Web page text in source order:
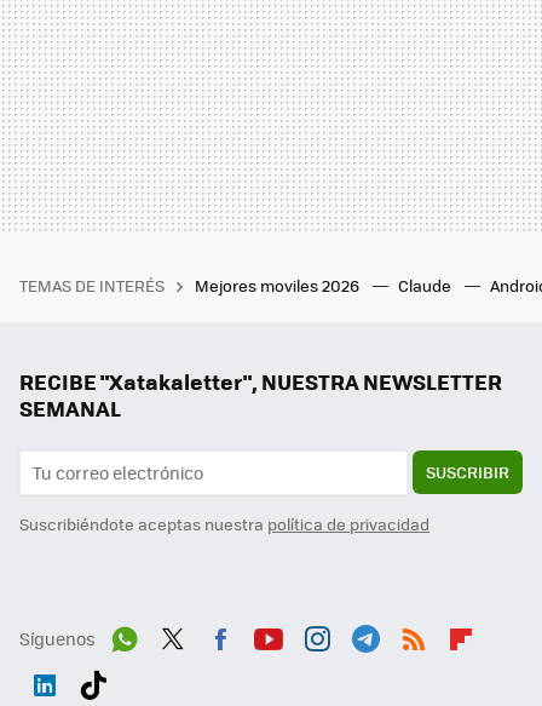
TEMAS DE INTERÉS Mejores moviles 2026 Claude
RECIBE "Xatakaletter", NUESTRA NEWSLETTER
SEMANAL
SUSCRIBIR
Suscribiéndote aceptas nuestra política de privacidad
Síguenos